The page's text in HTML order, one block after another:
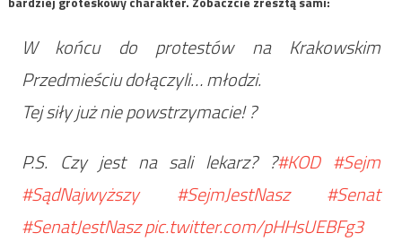
W końcu do protestów na Krakowskim
Przedmieściu dołączyli… młodzi.
Tej siły już nie powstrzymacie! ?
P.S. Czy jest na sali lekarz? ?#KOD #Sejm
#SądNajwyższy
#SejmJestNasz
#Senat
#SenatJestNaszpic.twitter.com/pHHsUEBFg3